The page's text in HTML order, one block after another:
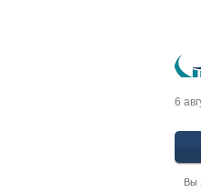
6
Вы